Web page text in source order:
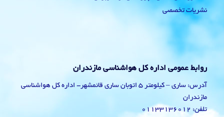
نشریات تخصصی
روابط عمومی اداره کل هواشناسی مازندران
آدرس: ساری – کیلومتر 5 اتوبان ساری قائمشهر- اداره کل هواشناسی
مازندران
تلفن: 01133136012